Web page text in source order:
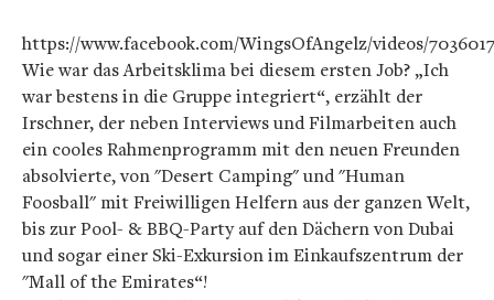
https://www.facebook.com/WingsOfAngelz/videos/
Wie war das Arbeitsklima bei diesem ersten Job? „Ich
war bestens in die Gruppe integriert“, erzählt der
Irschner, der neben Interviews und Filmarbeiten auch
ein cooles Rahmenprogramm mit den neuen Freunden
absolvierte, von "Desert Camping" und "Human
Foosball" mit Freiwilligen Helfern aus der ganzen Welt,
bis zur Pool- & BBQ-Party auf den Dächern von Dubai
und sogar einer Ski-Exkursion im Einkaufszentrum der
"Mall of the Emirates“!